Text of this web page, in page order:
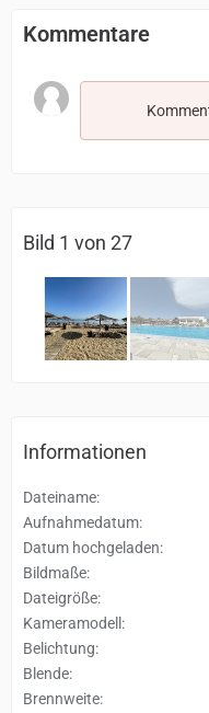
Kommentare
Bild 1 von 27
Informationen
Dateiname
Aufnahmedatum
Datum hochgeladen
Bildmaße
Dateigröße
Kameramodell
Belichtung
Blende
Brennweite